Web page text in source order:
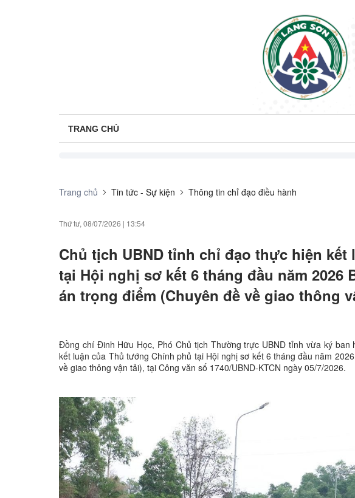
TRANG CHỦ
Trang chủ Tin tức - Sự kiện Thông tin chỉ đạo điều hành
Thứ tư, 08/07/2026 | 13:54
Chủ tịch UBND tỉnh chỉ đạo thực hiện
tại Hội nghị sơ kết 6 tháng đầu năm
án trọng điểm (Chuyên đề về giao thông
Đồng chí Đinh Hữu Học, Phó Chủ tịch Thường trực UBND tỉnh vừa ký
kết luận của Thủ tướng Chính phủ tại Hội nghị sơ kết 6 tháng đầu năm
về giao thông vận tải), tại Công văn số 1740/UBND-KTCN ngày 05/7/2026.